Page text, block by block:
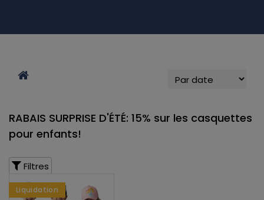
RABAIS SURPRISE D'ÉTÉ: 15% sur les casquettes
pour enfants!
Filtres
Liquidation